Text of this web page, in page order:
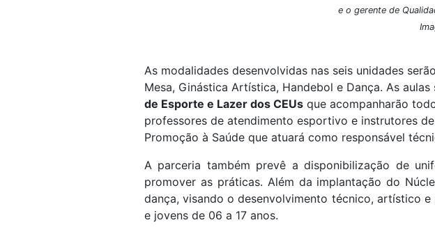
e o gerente de
As modalidades desenvolvidas nas seis unidades
Mesa, Ginástica Artística, Handebol e Dança. As aulas
de Esporte e Lazer dos CEUs que acompanharão
professores de atendimento esportivo e instrutores
Promoção à Saúde que atuará como responsável
A parceria também prevê a disponibilização de
promover as práticas. Além da implantação do
dança, visando o desenvolvimento técnico, artístico
e jovens de 06 a 17 anos.